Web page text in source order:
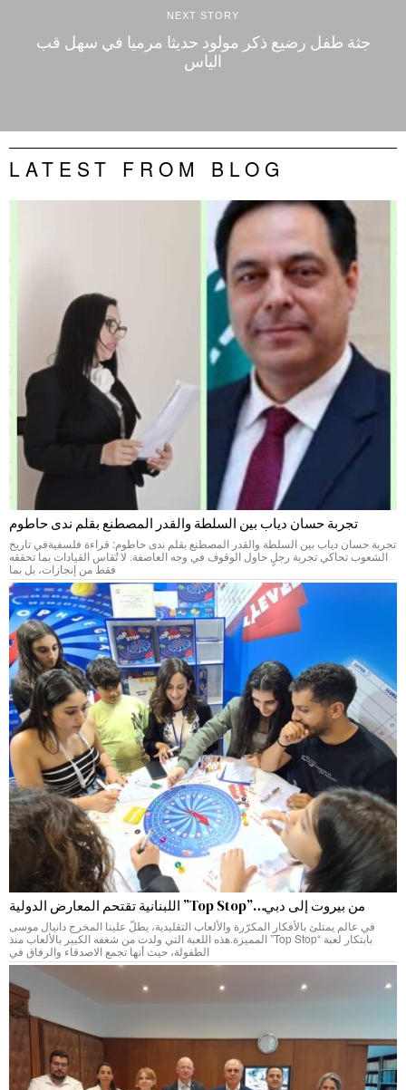
NEXT STORY
جثة طفل رضيع ذكر مولود حديثا مرميا في سهل قب
الياس
LATEST FROM BLOG
تجربة حسان دياب بين السلطة والقدر المصطنع بقلم ندى حاطوم
تجربة حسان دياب بين السلطة والقدر المصطنع بقلم ندى حاطوم: قراءة فلسفيةفي تاريخ
الشعوب تحاكي تجربة رجلٍ حاول الوقوف في وجه العاصفة. لا تُقاس القيادات بما تحققه
فقط من إنجازات، بل بما
من بيروت إلى دبي…”Top Stop” اللبنانية تقتحم المعارض الدولية
في عالم يمتلئ بالأفكار المكرّرة والألعاب التقليدية، يطلّ علينا المخرج دانيال موسى
بابتكار لعبة “Top Stop” المميزة.هذه اللعبة التي ولدت من شغفه الكبير بالألعاب منذ
الطفولة، حيث أنها تجمع الاصدقاء والرفاق في